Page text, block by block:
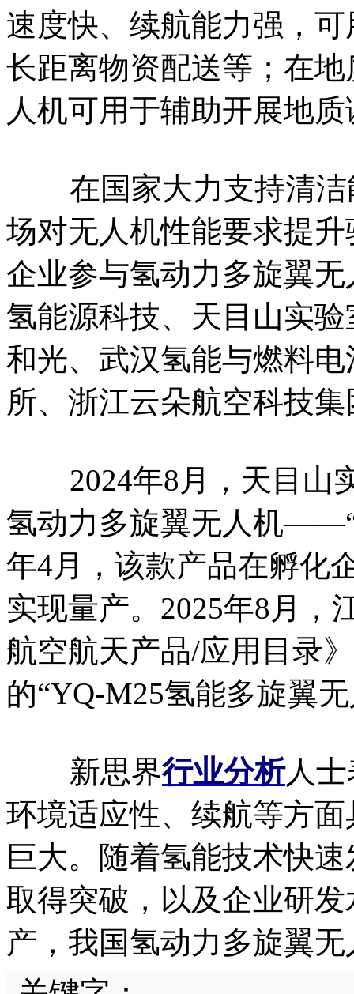
速度快、续航能力强，
长距离物资配送等；在
人机可用于辅助开展地
在国家大力支持清洁
场对无人机性能要求提
企业参与氢动力多旋翼
氢能源科技、天目山实
和光、武汉氢能与燃料
所、浙江云朵航空科技
2024年8月，天目山
氢动力多旋翼无人机
年4月，该款产品在孵化
实现量产。2025年8月，
航空航天产品/应用目录
的“YQ-M25氢能多旋翼
新思界行业分析人
环境适应性、续航等方
巨大。随着氢能技术快
取得突破，以及企业研
产，我国氢动力多旋翼